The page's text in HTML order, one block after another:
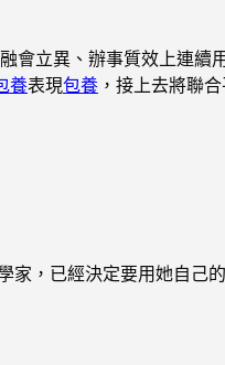
會立異、辦事質效上連續
養表現包養 ，接上去將聯
家，已經決定要用她自己